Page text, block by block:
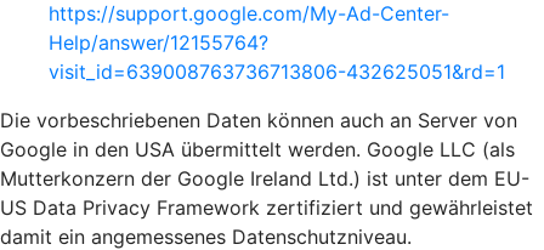
https://support.google.com/My-Ad-Center-
Help/answer/12155764?
visit_id=639008763736713806-432625051&rd=1
Die vorbeschriebenen Daten können auch an Server von
Google in den USA übermittelt werden. Google LLC (als
Mutterkonzern der Google Ireland Ltd.) ist unter dem EU-
US Data Privacy Framework zertifiziert und gewährleistet
damit ein angemessenes Datenschutzniveau.